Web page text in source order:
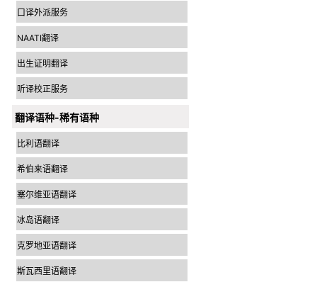
口译外派服务
NAATI翻译
出生证明翻译
听译校正服务
翻译语种-稀有语种
比利语翻译
希伯来语翻译
塞尔维亚语翻译
冰岛语翻译
克罗地亚语翻译
斯瓦西里语翻译